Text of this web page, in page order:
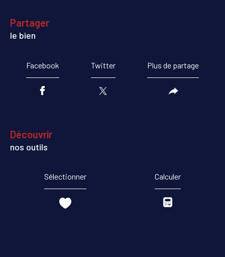
partager
le bien
Facebook Twitter Plus de partage
découvrir
nos outils
Sélectionner Calculer